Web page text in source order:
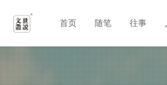
首页 随笔 往事